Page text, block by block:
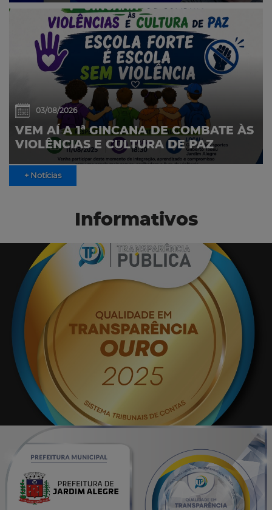
03/08/2026
VEM AÍ A 1ª GINCANA DE COMBATE ÀS
VIOLÊNCIAS E CULTURA DE PAZ
+ Notícias
Informativos